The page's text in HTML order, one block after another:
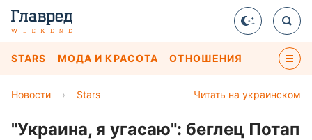
STARS МОДА И КРАСОТА ОТНОШЕНИЯ
Читать на украинском
Новости › Stars
"Украина, я угасаю": беглец Потап